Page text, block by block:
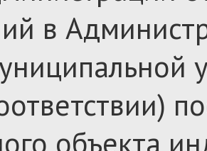
в
объекта